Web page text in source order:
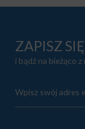
ZAPISZ
i bądź na bieżąco